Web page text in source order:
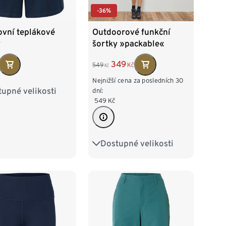
teplákové
velikosti
34 S 36/38
-36%
Outdoorové funkční
šortky »packable«
549 Kč 349 Kč
Nejnižší cena za posledních 30
dní:
549 Kč
Dostupné velikosti
36 38 40 42